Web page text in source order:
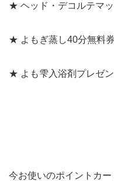
★ ヘッド・デコルテマ
★ よもぎ蒸し40分無料
★ よも雫入浴剤プレゼ
今お使いのポイントカー